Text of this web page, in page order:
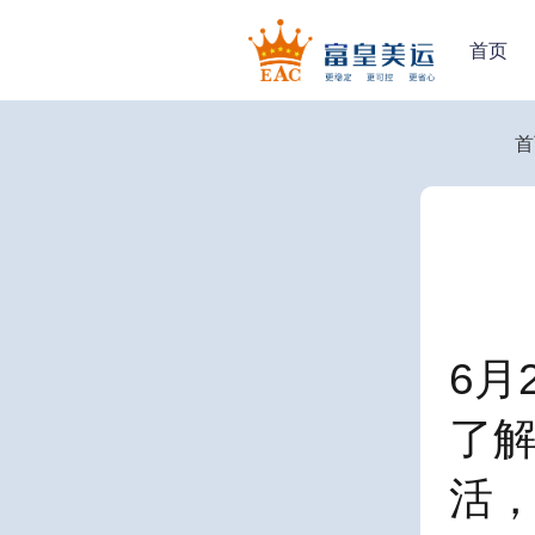
首页
6月
了
活